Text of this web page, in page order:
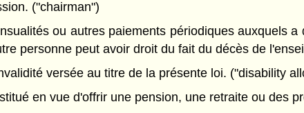
("chairman")
ou autres paiements périodiques auxquels
personne peut avoir droit du fait du décès de
versée au titre de la présente loi. ("disability
en vue d'offrir une pension, une retraite ou des